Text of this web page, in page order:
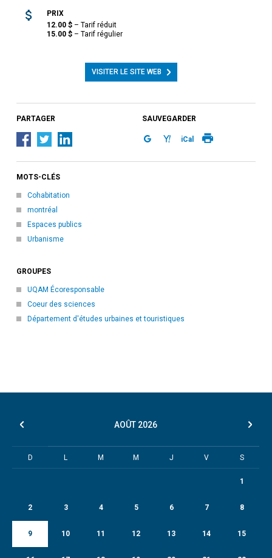
PRIX
12.00$– Tarif réduit
15.00$– Tarif régulier
VISITER LE SITE WEB
PARTAGER SAUVEGARDER
iCal
MOTS-CLÉS
Cohabitation
montréal
Espaces publics
Urbanisme
GROUPES
UQAM Écoresponsable
Coeur des sciences
Département d'études urbaines et touristiques
AOÛT 2026
D L M M J V S
1
2 3 4 5 6 7 8
9 10 11 12 13 14 15